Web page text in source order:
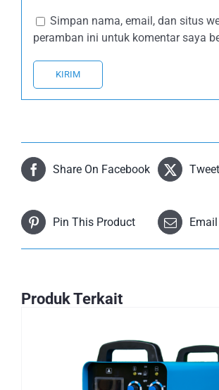
Simpan nama, email, dan situs
peramban ini untuk komentar saya
Share On Facebook
Pin This Product
Produk Terkait